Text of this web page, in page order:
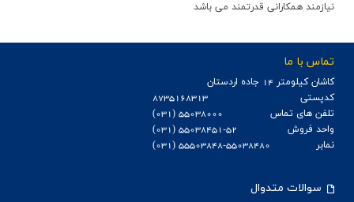
نیازمند همکارانی قدرتمند می باشد
تماس با ما
كاشان كيلومتر 14 جاده اردستان
کدپستی
8735168313
تلفن های تماس
55038000 (031)
واحد فروش
55038451-52 (031)
نمابر
55503848-55038480 (031)
سوالات متدوال